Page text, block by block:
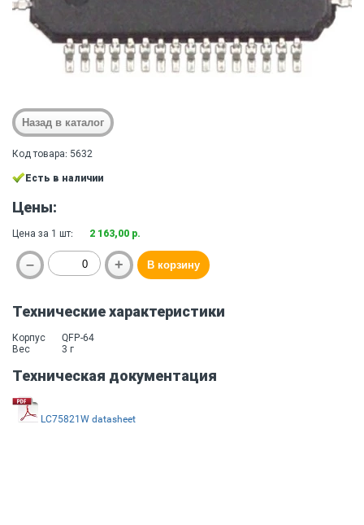
Код товара: 5632
Есть в наличии
Цены:
Цена за 1 шт: 2 163,00 р.
Технические характеристики
Корпус
QFP-64
Вес
3 г
Техническая документация
LC75821W datasheet